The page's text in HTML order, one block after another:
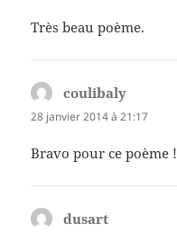
Très beau poème.
coulibaly
28 janvier 2014 à 21:17
Bravo pour ce poème !
dusart